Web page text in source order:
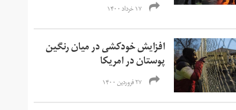
۱۷ خرداد ۱۴۰۰
افزایش خودکشی در میان رنگین
پوستان در امریکا
۲۷ فروردین ۱۴۰۰